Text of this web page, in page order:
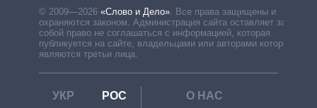
© 2009—2026 «Слово и Дело»
Все права защищены и
охраняются законом. Администрация сайта оставляет за
собой право не соглашаться с информацией, которая
публикуется на сайте, владельцами или авторами которой
являются третьи лица.
УКР РОС
О НАС